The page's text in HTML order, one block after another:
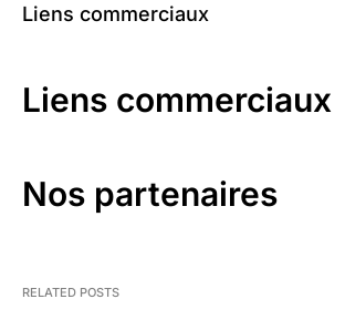
Liens commerciaux
Liens commerciaux
Nos partenaires
RELATED POSTS